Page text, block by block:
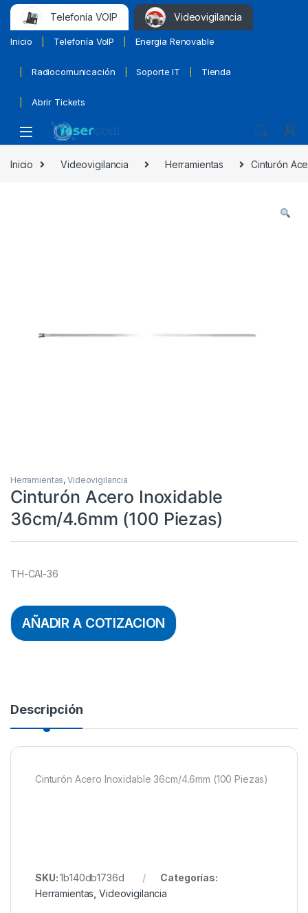
Telefonía VOIP Videovigilancia
Inicio Telefonía VoIP Energia Renovable
Radiocomunicación Soporte IT Tienda
Abrir Tickets
Inicio Videovigilancia Herramientas Cinturón
Herramientas,Videovigilancia
Cinturón Acero Inoxidable
36cm/4.6mm (100 Piezas)
TH-CAI-36
AÑADIR A COTIZACION
Descripción
Cinturón Acero Inoxidable 36cm/4.6mm (100 Piezas)
SKU:1b140db1736d
Categorías:
Herramientas ,Videovigilancia